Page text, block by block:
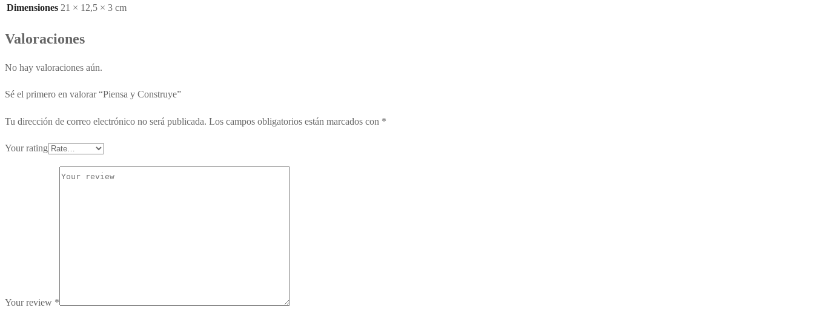
Dimensiones 21 × 12,5 × 3 cm
Valoraciones
No hay valoraciones aún.
Sé el primero en valorar “Piensa y Construye”
Tu dirección de correo electrónico no será publicada. Los campos obligatorios están marcados con *
Your rating
Your review *